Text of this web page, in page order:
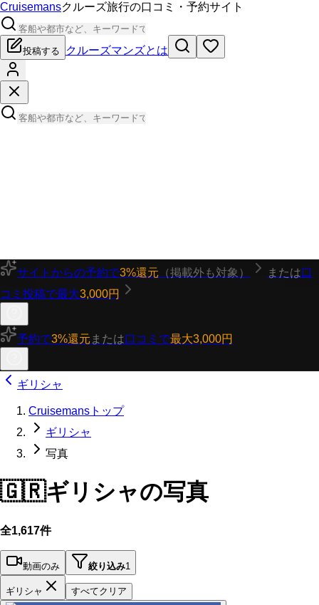
Cruisemansクルーズ旅行の口コミ・予約サイト
投稿する クルーズマンズとは
サイトからの予約で3%還元 （掲載外も対象） または口
コミ投稿で最大3,000円
予約で3%還元 または口コミで最大3,000円
ギリシャ
Cruisemansトップ
ギリシャ
写真
🇬🇷ギリシャの写真
全1,617件
動画のみ 絞り込み1
ギリシャ すべてクリア